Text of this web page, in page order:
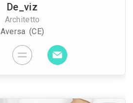
De_viz
Architetto
Aversa (CE)